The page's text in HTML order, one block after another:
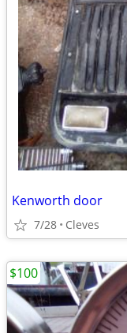
Kenworth door
7/28 Cleves
$100